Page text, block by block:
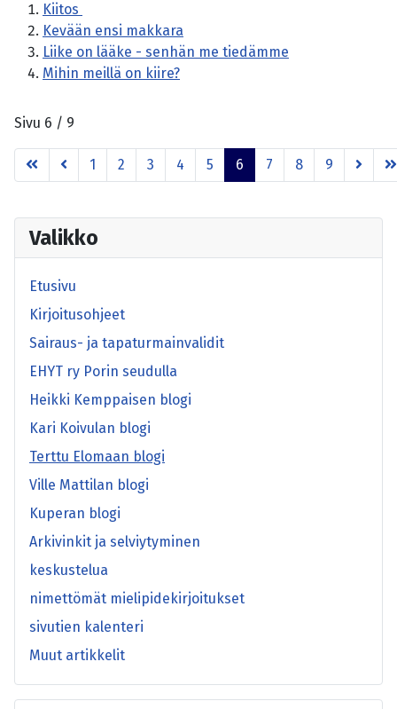
Kiitos
Kevään ensi makkara
Liike on lääke - senhän me tiedämme
Mihin meillä on kiire?
Sivu 6 / 9
1 2 3 4 5 6 7 8 9
Valikko
Etusivu
Kirjoitusohjeet
Sairaus- ja tapaturmainvalidit
EHYT ry Porin seudulla
Heikki Kemppaisen blogi
Kari Koivulan blogi
Terttu Elomaan blogi
Ville Mattilan blogi
Kuperan blogi
Arkivinkit ja selviytyminen
keskustelua
nimettömät mielipidekirjoitukset
sivutien kalenteri
Muut artikkelit